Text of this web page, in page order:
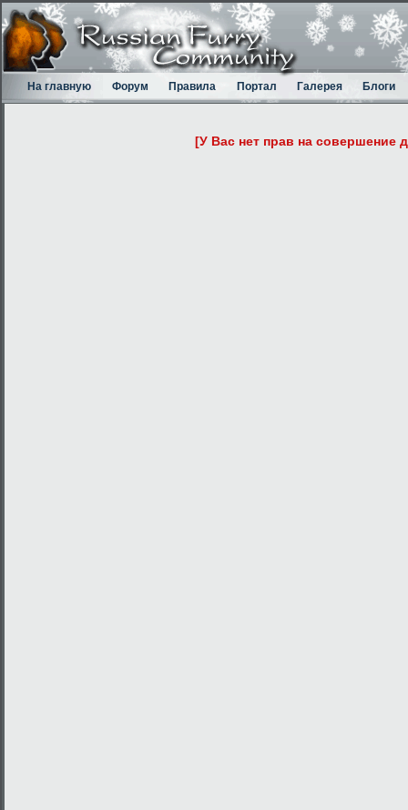
На главную Форум Правила Портал Галерея Блоги
[У Вас нет прав на совершение